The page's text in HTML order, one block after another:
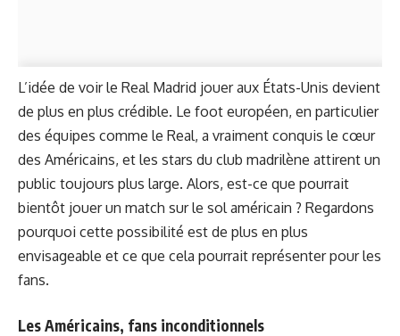
L’idée de voir le Real Madrid jouer aux États-Unis devient
de plus en plus crédible. Le foot européen, en particulier
des équipes comme le Real, a vraiment conquis le cœur
des Américains, et les stars du club madrilène attirent un
public toujours plus large. Alors, est-ce que pourrait
bientôt jouer un match sur le sol américain ? Regardons
pourquoi cette possibilité est de plus en plus
envisageable et ce que cela pourrait représenter pour les
fans.
Les Américains, fans inconditionnels